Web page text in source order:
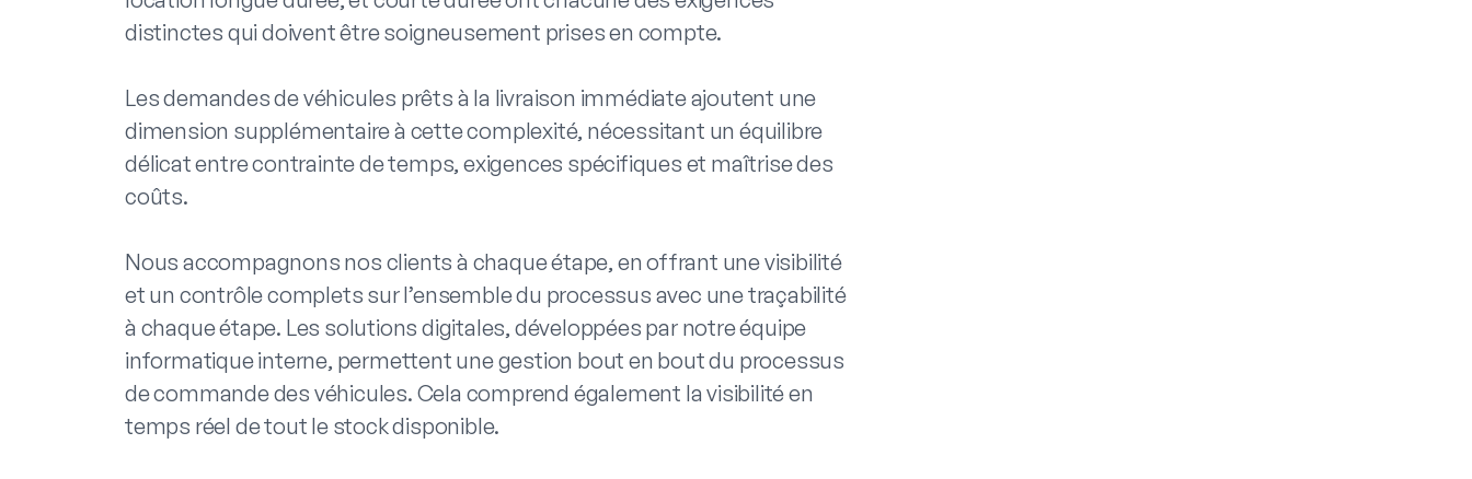
distinctes qui doivent être soigneusement prises en compte.
Les demandes de véhicules prêts à la livraison immédiate ajoutent une
dimension supplémentaire à cette complexité, nécessitant un équilibre
délicat entre contrainte de temps, exigences spécifiques et maîtrise des
coûts.
Nous accompagnons nos clients à chaque étape, en offrant une visibilité
et un contrôle complets sur l’ensemble du processus avec une traçabilité
à chaque étape. Les solutions digitales, développées par notre équipe
informatique interne, permettent une gestion bout en bout du processus
de commande des véhicules. Cela comprend également la visibilité en
temps réel de tout le stock disponible.